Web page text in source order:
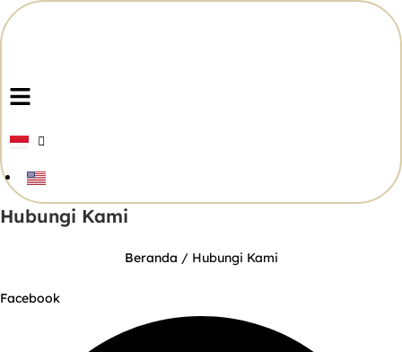
Skip
to
Hubungi Kami
Beranda / Hubungi Kami
Facebook